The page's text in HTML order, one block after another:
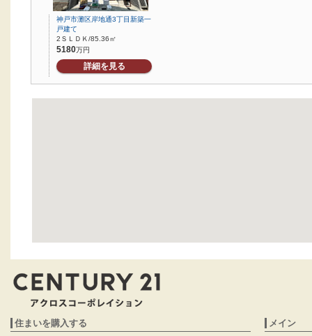
神戸市灘区岸地通3丁目新築一
戸建て
2ＳＬＤＫ/85.36㎡
5180万円
詳細を見る
住まいを購入する メイン